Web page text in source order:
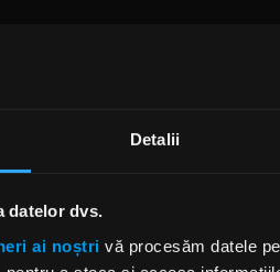
Detalii
datelor dvs.
ai noștri vă procesăm datele